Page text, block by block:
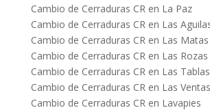
Cambio de Cerraduras CR en La Paz
Cambio de Cerraduras CR en Las
Cambio de Cerraduras CR en Las Matas
Cambio de Cerraduras CR en Las Rozas
Cambio de Cerraduras CR en Las Tablas
Cambio de Cerraduras CR en Las Ventas
Cambio de Cerraduras CR en Lavapies